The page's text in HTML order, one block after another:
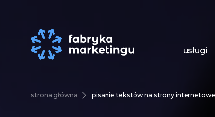
usługi
strona główna pisanie tekstów na strony internetowe